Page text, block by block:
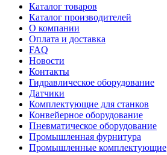
Каталог товаров
Каталог производителей
О компании
Оплата и доставка
FAQ
Новости
Контакты
Гидравлическое оборудование
Датчики
Комплектующие для станков
Конвейерное оборудование
Пневматическое оборудование
Промышленная фурнитура
Промышленные комплектующие